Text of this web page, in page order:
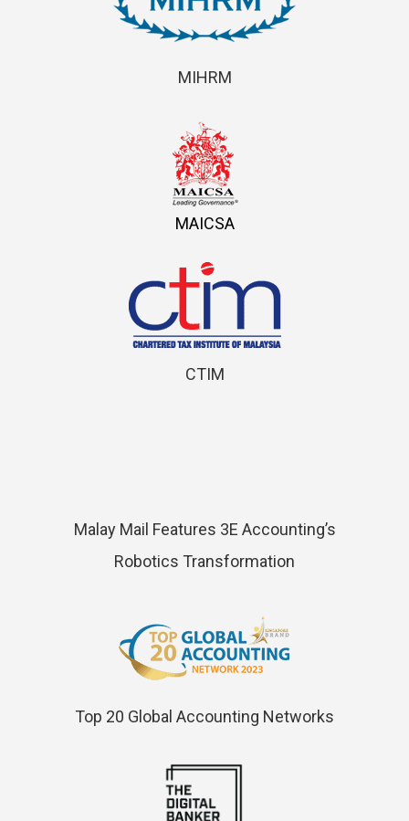
MIHRM
MAICSA
CTIM
Malay Mail Features 3E Accounting’s
Robotics Transformation
Top 20 Global Accounting Networks